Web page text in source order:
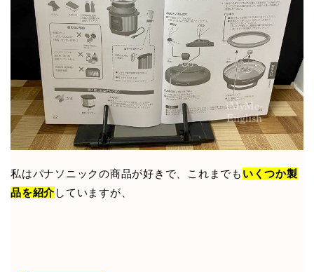
私はパナソニックの商品が好きで、これまでも いくつか製
品を紹介していますが、